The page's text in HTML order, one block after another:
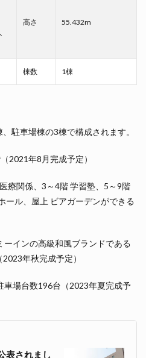
高さ 55.432m
棟数 1棟
駐車場棟の3棟で構成されます。
2021年8月完成予定）
療関係、3～4階 学習塾、5～9階
ール、屋上 ビアガーデンができる
ーインの高級和風ブランドである
年秋完成予定）
車場台数196台（2023年夏完成予
表されまし